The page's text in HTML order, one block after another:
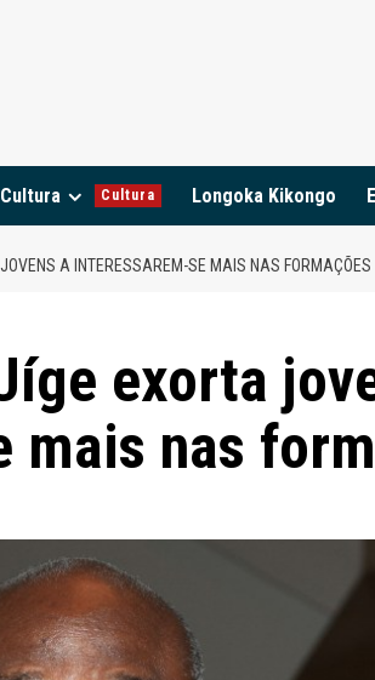
Cultura Cultura Longoka Kikongo
A INTERESSAREM-SE MAIS NAS FORMAÇÕES
exorta
mais nas